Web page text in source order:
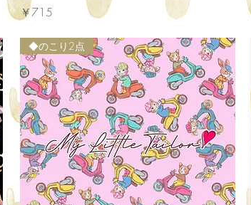
価格
￥715
◆のこり2点